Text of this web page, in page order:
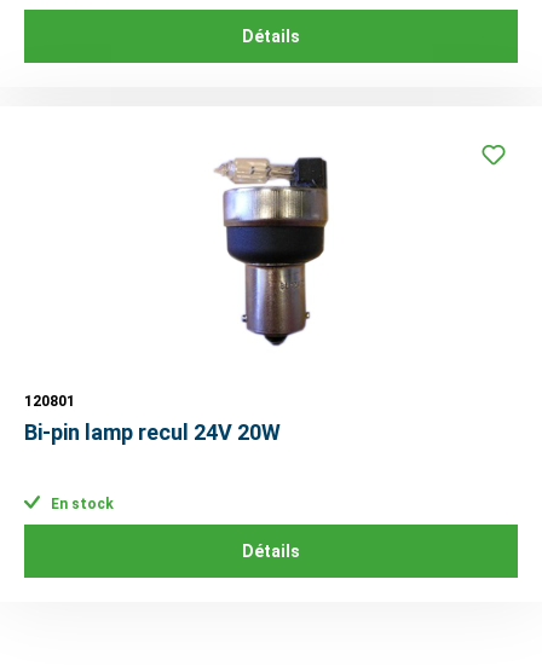
Détails
120801
Bi-pin lamp recul 24V 20W
En stock
Détails